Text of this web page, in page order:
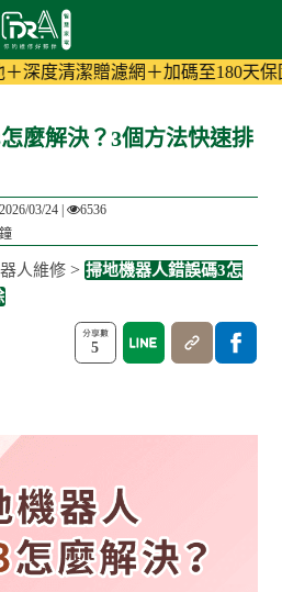
網＋加碼至180天保固!(活動詳情)
麼解決？3個方法快速排
03/24 |
6536
人維修 > 掃地機器人錯誤碼3怎
5